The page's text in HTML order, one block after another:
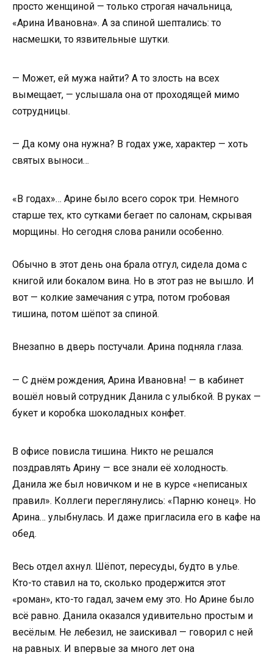
просто женщиной — только строгая начальница,
«Арина Ивановна». А за спиной шептались: то
насмешки, то язвительные шутки.
— Может, ей мужа найти? А то злость на всех
вымещает, — услышала она от проходящей мимо
сотрудницы.
— Да кому она нужна? В годах уже, характер — хоть
святых выноси…
«В годах»… Арине было всего сорок три. Немного
старше тех, кто сутками бегает по салонам, скрывая
морщины. Но сегодня слова ранили особенно.
Обычно в этот день она брала отгул, сидела дома с
книгой или бокалом вина. Но в этот раз не вышло. И
вот — колкие замечания с утра, потом гробовая
тишина, потом шёпот за спиной.
Внезапно в дверь постучали. Арина подняла глаза.
— С днём рождения, Арина Ивановна! — в кабинет
вошёл новый сотрудник Данила с улыбкой. В руках —
букет и коробка шоколадных конфет.
В офисе повисла тишина. Никто не решался
поздравлять Арину — все знали её холодность.
Данила же был новичком и не в курсе «неписаных
правил». Коллеги переглянулись: «Парню конец». Но
Арина… улыбнулась. И даже пригласила его в кафе на
обед.
Весь отдел ахнул. Шёпот, пересуды, будто в улье.
Кто-то ставил на то, сколько продержится этот
«роман», кто-то гадал, зачем ему это. Но Арине было
всё равно. Данила оказался удивительно простым и
весёлым. Не лебезил, не заискивал — говорил с ней
на равных. И впервые за много лет она